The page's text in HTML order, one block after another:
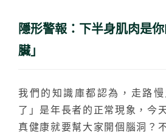
隱形警報：下半身肌肉是
臟」
我們的知識庫都認為，走路
了」是年長者的正常現象，今
真健康就要幫大家開個腦洞？